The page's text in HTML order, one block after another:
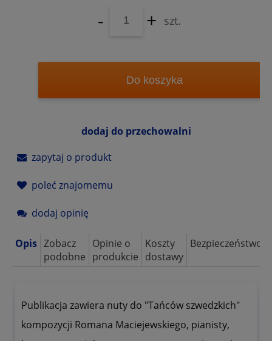
- + szt.
Do koszyka
dodaj do przechowalni
zapytaj o produkt
poleć znajomemu
dodaj opinię
Opis Zobacz
podobne
Opinie o
produkcie
Koszty
dostawy
Bezpieczeństwo
Publikacja zawiera nuty do "Tańców szwedzkich"
kompozycji Romana Maciejewskiego, pianisty,